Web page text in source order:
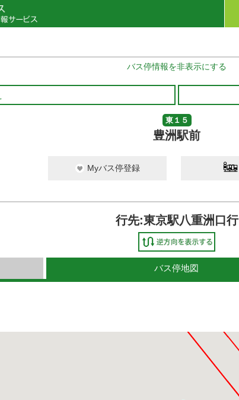
バス停情報を非表示にする
東１５
豊洲駅前
Myバス停登録
行先:東京駅八重洲口行
バス停地図